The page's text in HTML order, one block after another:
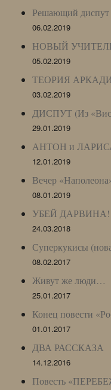
Решающий диспут
06.02.2019
НОВЫЙ
05.02.2019
ТЕОРИЯ
03.02.2019
ДИСПУТ (Из «Вис
29.01.2019
АНТОН и ЛАРИСА
12.01.2019
Вечер
08.01.2019
УБЕЙ ДАРВИНА!
24.03.2018
Суперкукисы
08.02.2017
Живут же люди…
25.01.2017
Конец повести
01.01.2017
ДВА РАССКАЗА
14.12.2016
Повесть